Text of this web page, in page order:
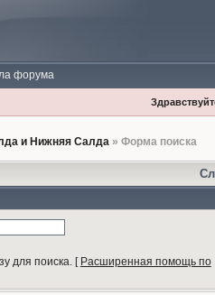
форума
и Нижняя Салда» Форма поиска
для поиска.[ Расширенная помощь по